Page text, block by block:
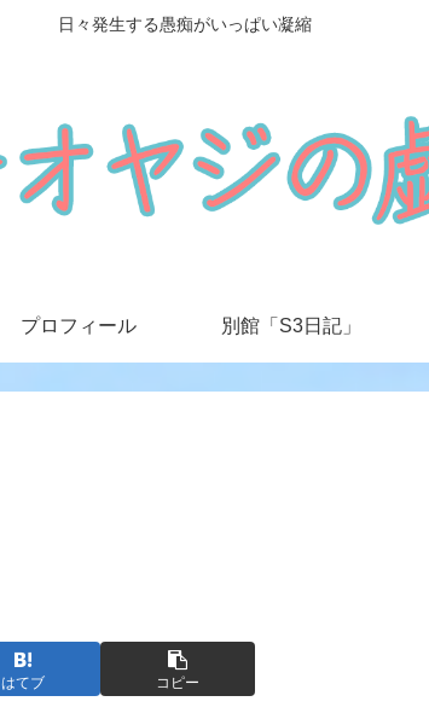
日々発生する愚痴がいっぱい凝縮
プロフィール 別館「S3日記」
はてブ コピー